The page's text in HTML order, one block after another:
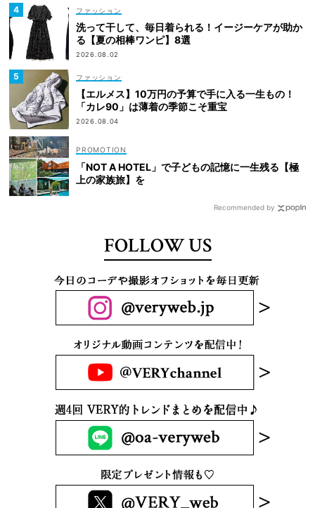
ファッション
洗って干して、毎日着られる！イージーケアが助か
る【夏の相棒ワンピ】8選
2026.08.02
ファッション
【エルメス】10万円の予算で手に入る一生もの！
「カレ90」は薄着の季節こそ重宝
2026.08.04
「NOT A HOTEL」で子どもの記憶に一生残る【極
上の家族旅】を
Recommended by
FOLLOW US